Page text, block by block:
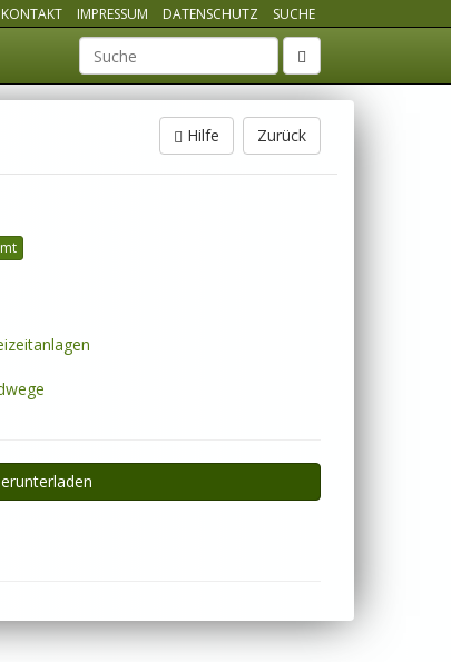
KONTAKT IMPRESSUM DATENSCHUTZ SUCHE
Suchbegriff
Zurück
Hilfe